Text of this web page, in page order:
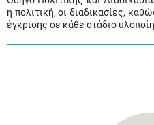
η πολιτική, οι διαδικασίες,
έγκρισης σε κάθε στάδιο